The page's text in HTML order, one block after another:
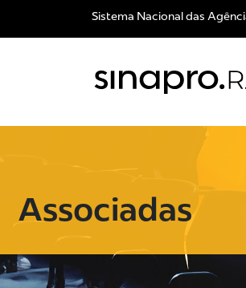
Sistema Nacional das
Associadas